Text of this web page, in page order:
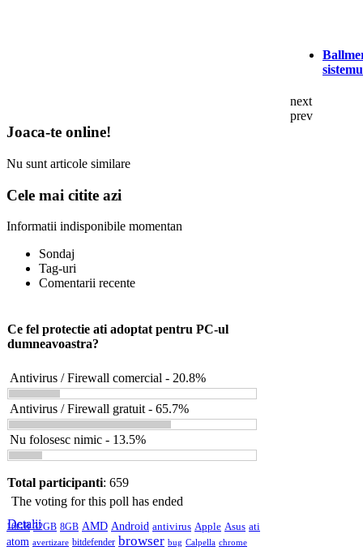
next
prev
Joaca-te online!
Nu sunt articole similare
Cele mai citite azi
Informatii indisponibile momentan
Sondaj
Tag-uri
Comentarii recente
Ce fel protectie ati adoptat pentru PC-ul
dumneavoastra?
Antivirus / Firewall comercial - 20.8%
Antivirus / Firewall gratuit - 65.7%
Nu folosesc nimic - 13.5%
Total participanti: 659
The voting for this poll has ended
Detalii
16GB 32GB 8GB AMD Android antivirus Apple Asus ati
atom avertizare bitdefender browser bug Calpella chrome